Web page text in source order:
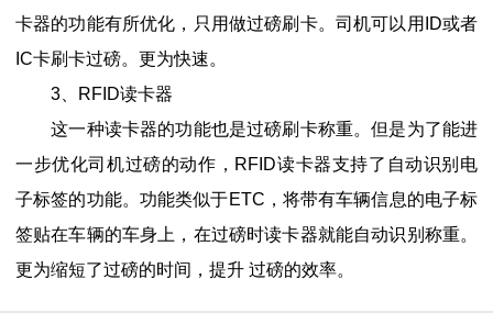
卡器的功能有所优化，只用做过磅刷卡。司机可以用ID或者
IC卡刷卡过磅。更为快速。
3、RFID读卡器
这一种读卡器的功能也是过磅刷卡称重。但是为了能进
一步优化司机过磅的动作，RFID读卡器支持了自动识别电
子标签的功能。功能类似于ETC，将带有车辆信息的电子标
签贴在车辆的车身上，在过磅时读卡器就能自动识别称重。
更为缩短了过磅的时间，提升 过磅的效率。